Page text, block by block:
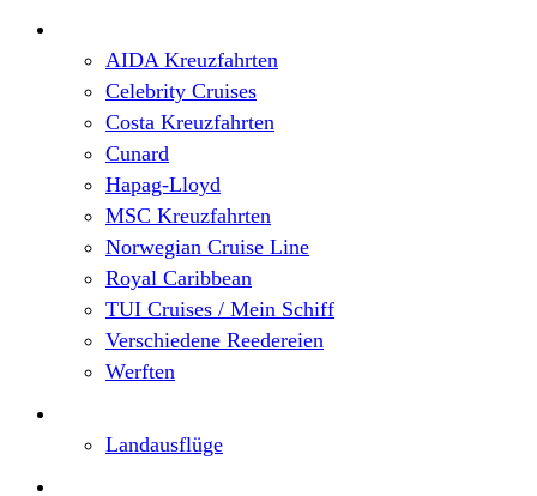
AIDA Kreuzfahrten
Celebrity Cruises
Costa Kreuzfahrten
Cunard
Hapag-Lloyd
MSC Kreuzfahrten
Norwegian Cruise Line
Royal Caribbean
TUI Cruises / Mein Schiff
Verschiedene Reedereien
Werften
Landausflüge